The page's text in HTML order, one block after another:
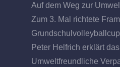
Auf dem Weg zur
Zum 3. Mal richtete
Peter Helfrich erklärt
Umweltfreundliche